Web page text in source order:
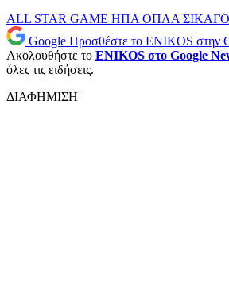
ALL STAR GAME ΗΠΑ ΟΠΛΑ ΣΙΚΑΓΟ
Google Προσθέστε το ENIKOS στην
Ακολουθήστε το ENIKOS στο Google
όλες τις ειδήσεις.
ΔΙΑΦΗΜΙΣΗ